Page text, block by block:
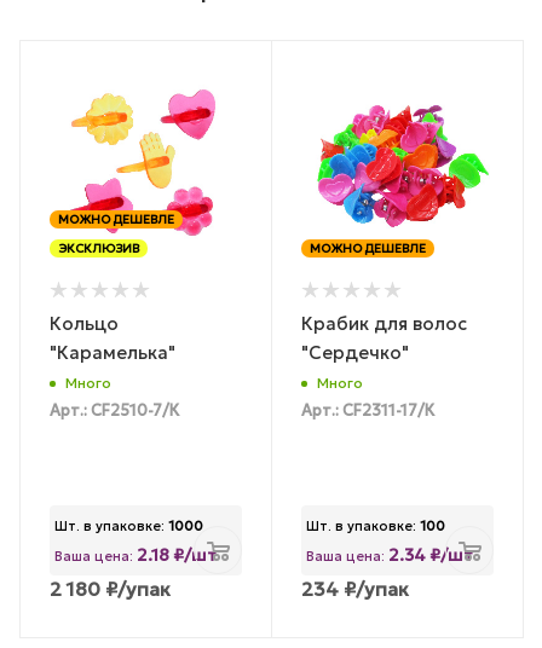
МОЖНО ДЕШЕВЛЕ
ЭКСКЛЮЗИВ
Кольцо
"Карамелька"
Много
Арт.: CF2510-7/К
Шт. в упаковке: 1000
Ваша цена: 2.18 ₽/шт
2 180 ₽/упак
МОЖНО ДЕШЕВЛЕ
Крабик для волос
"Сердечко"
Много
Арт.: CF2311-17/К
Шт. в упаковке: 100
Ваша цена: 2.34 ₽/шт
234 ₽/упак